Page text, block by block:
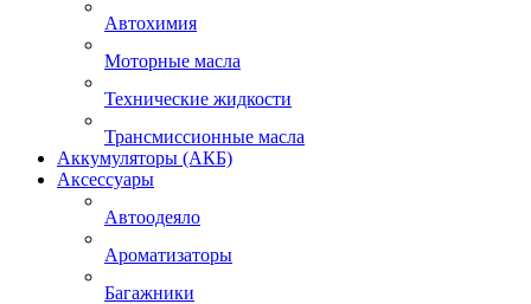
Автохимия
Моторные масла
Технические жидкости
Трансмиссионные масла
Аккумуляторы (АКБ)
Аксессуары
Автоодеяло
Ароматизаторы
Багажники